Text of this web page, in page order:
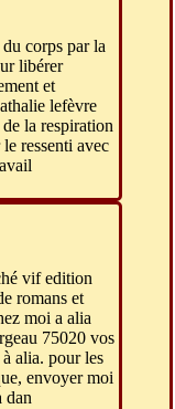
corps par la
libérer
et
lefèvre
la respiration
ressenti avec
vif edition
romans et
moi a alia
75020 vos
alia. pour les
envoyer moi
dan